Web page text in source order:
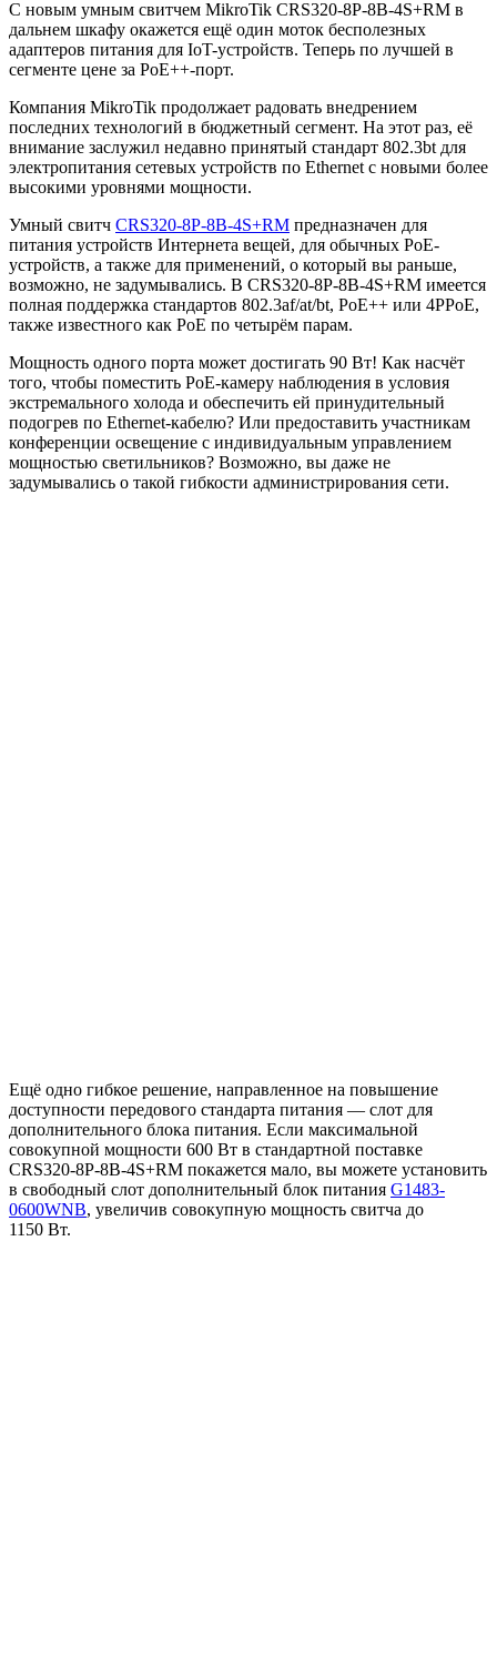
С новым умным свитчем MikroTik CRS320-8P-8B-4S+RM в
дальнем шкафу окажется ещё один моток бесполезных
адаптеров питания для IoT-устройств. Теперь по лучшей в
сегменте цене за PoE++-порт.
Компания MikroTik продолжает радовать внедрением
последних технологий в бюджетный сегмент. На этот раз, её
внимание заслужил недавно принятый стандарт 802.3bt для
электропитания сетевых устройств по Ethernet с новыми более
высокими уровнями мощности.
Умный свитч CRS320-8P-8B-4S+RM предназначен для
питания устройств Интернета вещей, для обычных PoE-
устройств, а также для применений, о который вы раньше,
возможно, не задумывались. В CRS320-8P-8B-4S+RM имеется
полная поддержка стандартов 802.3af/at/bt, PoE++ или 4PPoE,
также известного как PoE по четырём парам.
Мощность одного порта может достигать 90 Вт! Как насчёт
того, чтобы поместить PoE-камеру наблюдения в условия
экстремального холода и обеспечить ей принудительный
подогрев по Ethernet-кабелю? Или предоставить участникам
конференции освещение с индивидуальным управлением
мощностью светильников? Возможно, вы даже не
задумывались о такой гибкости администрирования сети.
Ещё одно гибкое решение, направленное на повышение
доступности передового стандарта питания — слот для
дополнительного блока питания. Если максимальной
совокупной мощности 600 Вт в стандартной поставке
CRS320-8P-8B-4S+RM покажется мало, вы можете установить
в свободный слот дополнительный блок питания G1483-
0600WNB, увеличив совокупную мощность свитча до
1150 Вт.